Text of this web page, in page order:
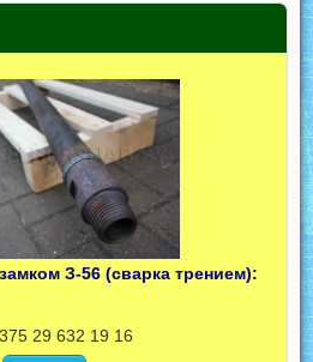
З-56 (сварка трением):
29 632 19 16